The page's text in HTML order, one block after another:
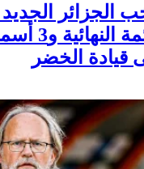
الجزائر
تحسم القائمة
قيادة الخضر